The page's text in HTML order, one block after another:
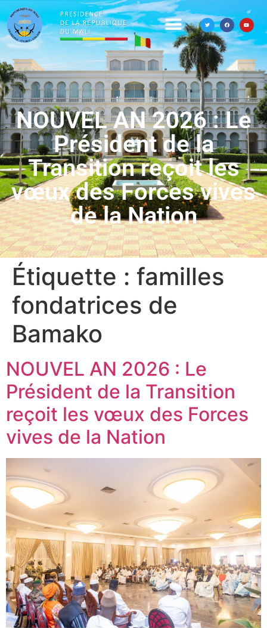
NOUVEL AN 2026 : Le
Président de la
Transition reçoit les
vœux des Forces vives
de la Nation
Étiquette : familles
fondatrices de
Bamako
NOUVEL AN 2026 : Le
Président de la Transition
reçoit les vœux des Forces
vives de la Nation